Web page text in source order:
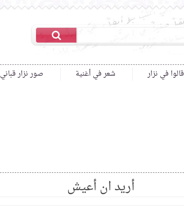
قالوا في نزار شعر في أغنية صور نزار قباني
أريد ان أعيش